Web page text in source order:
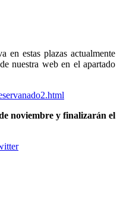
en estas plazas actualmente
nuestra web en el apartado
noviembre y finalizarán el